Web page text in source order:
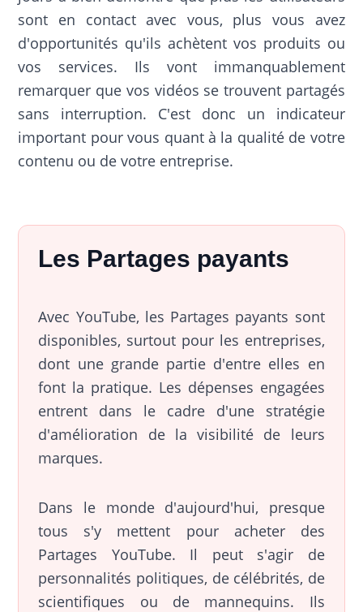
sont en contact avec vous, plus vous avez
d'opportunités qu'ils achètent vos produits ou
vos services. Ils vont immanquablement
remarquer que vos vidéos se trouvent partagés
sans interruption. C'est donc un indicateur
important pour vous quant à la qualité de votre
contenu ou de votre entreprise.
Les Partages payants
Avec YouTube, les Partages payants sont
disponibles, surtout pour les entreprises,
dont une grande partie d'entre elles en
font la pratique. Les dépenses engagées
entrent dans le cadre d'une stratégie
d'amélioration de la visibilité de leurs
marques.
Dans le monde d'aujourd'hui, presque
tous s'y mettent pour acheter des
Partages YouTube. Il peut s'agir de
personnalités politiques, de célébrités, de
scientifiques ou de mannequins. Ils